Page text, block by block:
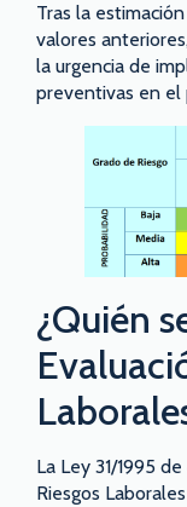
Tras la
valores
la urgencia de
preventivas en el
¿Quién
La Ley 31/1995
Riesgos